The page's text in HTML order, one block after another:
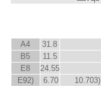
A4
31.8
B5
11.5
E8
24.55
E92) 6.70 10.703)